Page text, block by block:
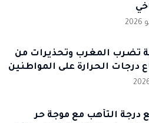
تضرب المغرب وتحذيرات من
درجات الحرارة على المواطنين
درجة التأهب مع موجة حر